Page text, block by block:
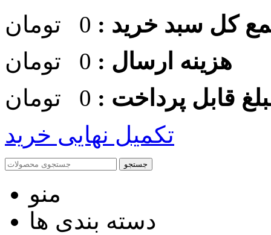
كل سبد خريد : 0
تومان
هزینه ارسال : 0
تومان
قابل پرداخت : 0
تومان
تکمیل نهایی خرید
جستجو
منو
دسته بندی ها